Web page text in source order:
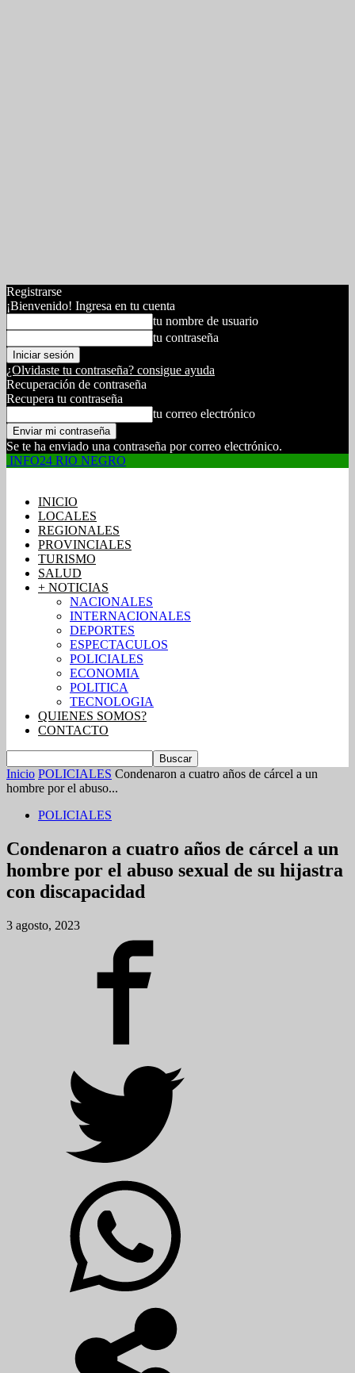
Registrarse
¡Bienvenido! Ingresa en tu cuenta
tu nombre de usuario
tu contraseña
¿Olvidaste tu contraseña? consigue ayuda
Recuperación de contraseña
Recupera tu contraseña
tu correo electrónico
Se te ha enviado una contraseña por correo electrónico.
INFO24 RIO NEGRO
INICIO
LOCALES
REGIONALES
PROVINCIALES
TURISMO
SALUD
+ NOTICIAS
NACIONALES
INTERNACIONALES
DEPORTES
ESPECTACULOS
POLICIALES
ECONOMIA
POLITICA
TECNOLOGIA
QUIENES SOMOS?
CONTACTO
Inicio POLICIALES Condenaron a cuatro años de cárcel a un
hombre por el abuso...
POLICIALES
Condenaron a cuatro años de cárcel a un
hombre por el abuso sexual de su hijastra
con discapacidad
3 agosto, 2023